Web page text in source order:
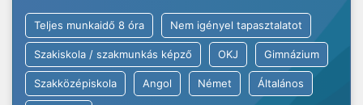
Teljes munkaidő 8 óra Nem igényel tapasztalatot
Szakiskola / szakmunkás képző OKJ Gimnázium
Szakközépiskola Angol Német Általános